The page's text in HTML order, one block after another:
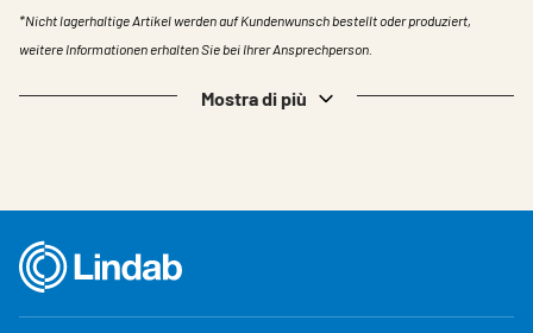
Log in
*Nicht lagerhaltige Artikel werden auf Kundenwunsch bestellt oder produziert,
weitere Informationen erhalten Sie bei Ihrer Ansprechperson.
Mostra di più